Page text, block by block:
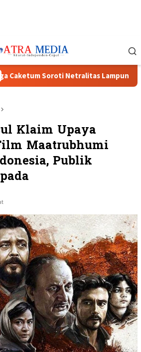
Soroti Netralitas Lampung dan Dugaan
Klaim Upaya
Maatrubhumi
Publik